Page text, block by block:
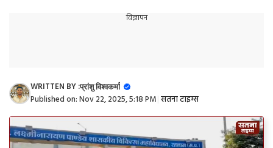
विज्ञापन
WRITTEN BY :प्रांशु विश्वकर्मा
Published on:Nov 22, 2025, 5:18 PM सतना टाइम्स